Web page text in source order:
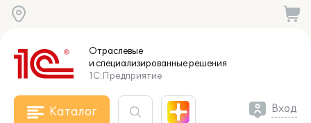
Отраслевые
и специализированныерешения
1С:Предприятие
Каталог Вход